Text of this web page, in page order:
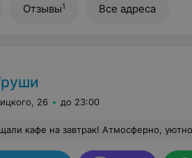
Отзывы1 Все адреса
26 до 23:00
завтрак! Атмосферно, уютно, приятно, завтраки очень вкусные и сытные! Девочка Женя за баром создаёт